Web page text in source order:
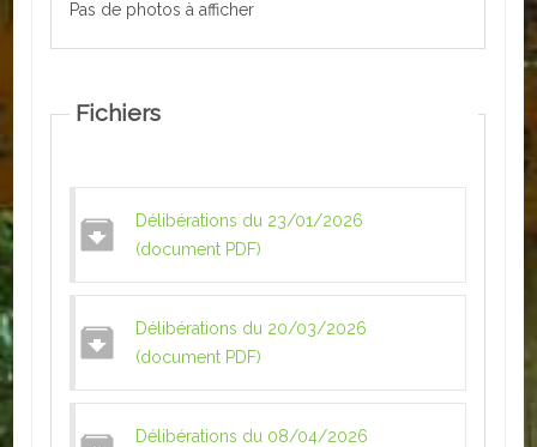
ACTUALITÉS
ECOLES
ASSOCIATIONS
Loisirs et animations
Pas de photos à afficher
Fichiers
Délibérations du 23/01/2026
(document PDF)
Délibérations du 20/03/2026
(document PDF)
Délibérations du 08/04/2026